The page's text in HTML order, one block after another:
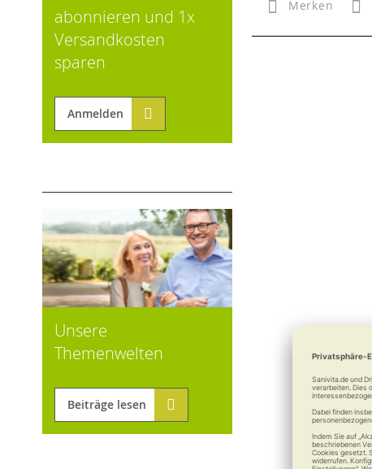
Merken
abonnieren und 1x
Versandkosten
sparen
Anmelden
Unsere
Themenwelten
Beiträge lesen